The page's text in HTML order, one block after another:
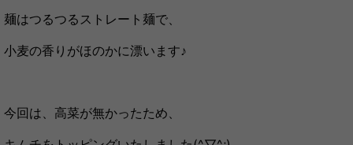
麺はつるつるストレート麺で、
小麦の香りがほのかに漂います♪
今回は、高菜が無かったため、